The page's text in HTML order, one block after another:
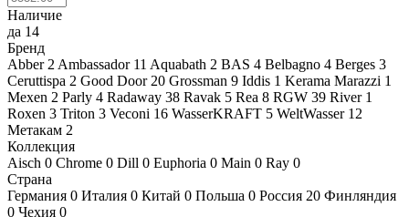
Наличие
да 14
Бренд
Abber 2 Ambassador 11 Aquabath 2 BAS 4 Belbagno 4 Berges 3
Ceruttispa 2 Good Door 20 Grossman 9 Iddis 1 Kerama Marazzi 1
Mexen 2 Parly 4 Radaway 38 Ravak 5 Rea 8 RGW 39 River 1
Roxen 3 Triton 3 Veconi 16 WasserKRAFT 5 WeltWasser 12
Метакам 2
Коллекция
Aisch 0 Chrome 0 Dill 0 Euphoria 0 Main 0 Ray 0
Страна
Германия 0 Италия 0 Китай 0 Польша 0 Россия 20 Финляндия
0 Чехия 0